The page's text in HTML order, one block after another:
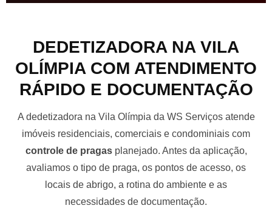
DEDETIZADORA NA VILA
OLÍMPIA COM ATENDIMENTO
RÁPIDO E DOCUMENTAÇÃO
A dedetizadora na Vila Olímpia da WS Serviços atende
imóveis residenciais, comerciais e condominiais com
controle de pragasplanejado. Antes da aplicação,
avaliamos o tipo de praga, os pontos de acesso, os
locais de abrigo, a rotina do ambiente e as
necessidades de documentação.